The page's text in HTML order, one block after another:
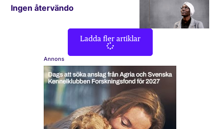
Ingen återvändo
Ladda fler artiklar
Annons